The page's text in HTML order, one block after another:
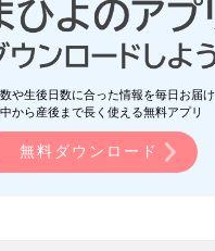
や生後日数に合った情報を毎日お届け
から産後まで長く使える無料アプリ
無料ダウンロード